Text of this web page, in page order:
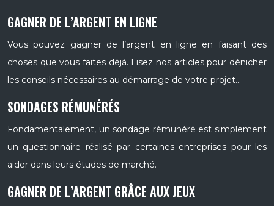
GAGNER DE L’ARGENT EN LIGNE
Vous pouvez gagner de l’argent en ligne en faisant des
choses que vous faites déjà. Lisez nos articles pour dénicher
les conseils nécessaires au démarrage de votre projet…
SONDAGES RÉMUNÉRÉS
Fondamentalement, un sondage rémunéré est simplement
un questionnaire réalisé par certaines entreprises pour les
aider dans leurs études de marché.
GAGNER DE L’ARGENT GRÂCE AUX JEUX